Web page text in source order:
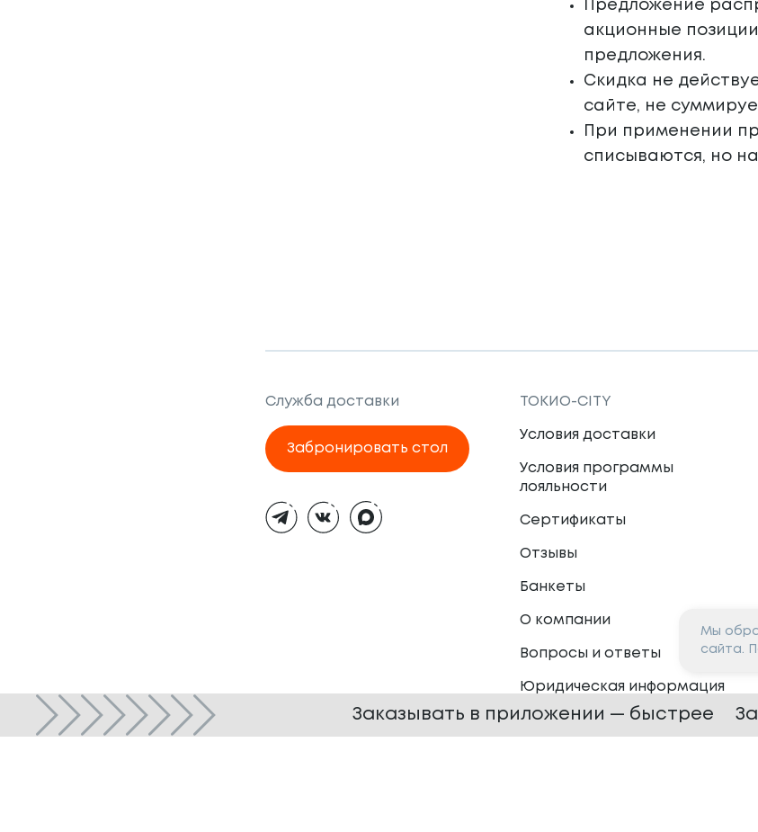
Предложение
акционные
предложения.
Скидка не
сайте, не
При применении
списываются, но
Служба доставки
Забронировать стол
тема
ТОКИО-CITY
Условия доставки
Условия программы
лояльности
Сертификаты
Отзывы
Банкеты
О компании
Вопросы и ответы
Юридическая информация
Мы
сайта.
Заказывать в приложении — быстрее